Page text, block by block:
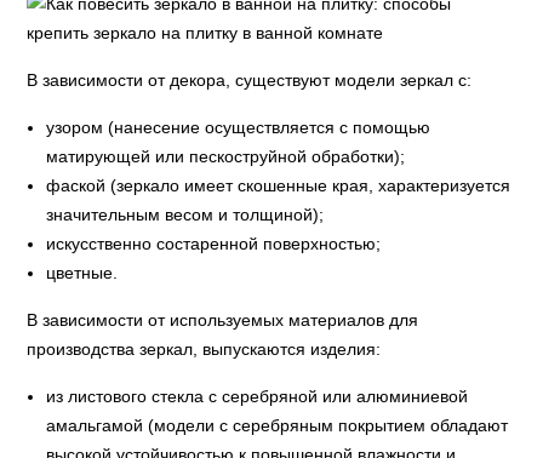
В зависимости от декора, существуют модели зеркал с:
узором (нанесение осуществляется с помощью
матирующей или пескоструйной обработки);
фаской (зеркало имеет скошенные края, характеризуется
значительным весом и толщиной);
искусственно состаренной поверхностью;
цветные.
В зависимости от используемых материалов для
производства зеркал, выпускаются изделия:
из листового стекла с серебряной или алюминиевой
амальгамой (модели с серебряным покрытием обладают